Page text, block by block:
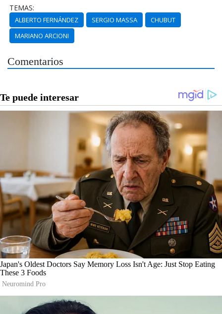
TEMAS:
ALBERTO FERNÁNDEZ SERGIO MASSA
CHUBUT
MARIANO ARCIONI
Comentarios